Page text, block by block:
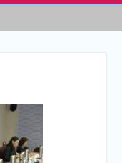
ย ครั้ง